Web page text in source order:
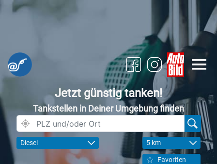
Jetzt günstig tanken!
Tankstellen in Deiner Umgebung finden
Diesel 5 km
Favoriten